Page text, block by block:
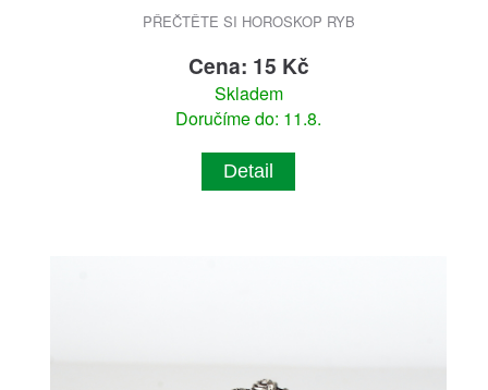
PŘEČTĚTE SI HOROSKOP RYB
Cena: 15 Kč
Skladem
Doručíme do: 11.8.
Detail